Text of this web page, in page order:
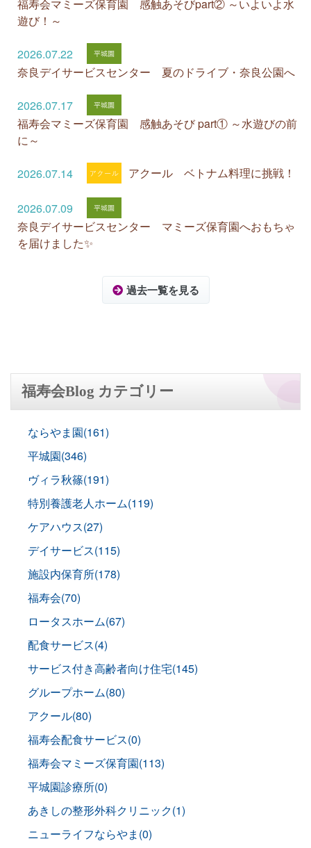
福寿会マミーズ保育園 感触あそびpart② ～いよいよ水
遊び！～
2026.07.22
奈良デイサービスセンター 夏のドライブ・奈良公園へ
2026.07.17
福寿会マミーズ保育園 感触あそび part① ～水遊びの前
に～
2026.07.14 アクール ベトナム料理に挑戦！
2026.07.09
奈良デイサービスセンター マミーズ保育園へおもちゃ
を届けました✨
過去一覧を見る
福寿会Blog カテゴリー
ならやま園(161)
平城園(346)
ヴィラ秋篠(191)
特別養護老人ホーム(119)
ケアハウス(27)
デイサービス(115)
施設内保育所(178)
福寿会(70)
ロータスホーム(67)
配食サービス(4)
サービス付き高齢者向け住宅(145)
グループホーム(80)
アクール(80)
福寿会配食サービス(0)
福寿会マミーズ保育園(113)
平城園診療所(0)
あきしの整形外科クリニック(1)
ニューライフならやま(0)